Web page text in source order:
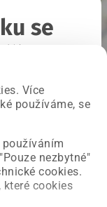
Více
používáme, se
nezbytné"
cookies.
cookies
se
opravujeme.
stránku.
strana